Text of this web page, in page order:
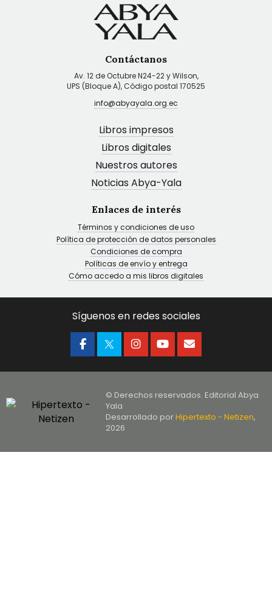
Contáctanos
Av. 12 de Octubre N24-22 y Wilson,
UPS (Bloque A), Código postal 170525
info@abyayala.org.ec
Libros impresos
Libros digitales
Nuestros autores
Noticias Abya-Yala
Enlaces de interés
Términos y condiciones de uso
Política de protección de datos personales
Condiciones de compra
Políticas de envío y entrega
Cómo accedo a mis libros digitales
Síguenos en redes sociales
© Derechos reservados. Editorial Abya
Yala
Desarrollado porHipertexto - Netizen,
2026